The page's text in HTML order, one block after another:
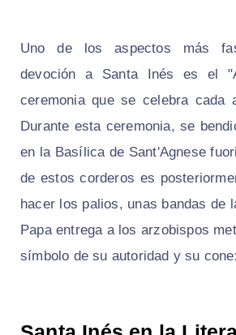
Uno de los aspectos más
devoción a Santa Inés es el
ceremonia que se celebra cada
Durante esta ceremonia, se
en la Basílica de Sant'Agnese
de estos corderos es
hacer los palios, unas bandas de
Papa entrega a los arzobispos
símbolo de su autoridad y su